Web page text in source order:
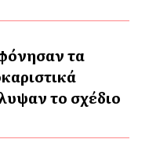
τα
το σχέδιο